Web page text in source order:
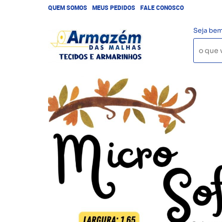
QUEM SOMOS MEUS PEDIDOS FALE CONOSCO
Seja